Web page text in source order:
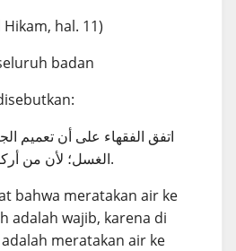
Hikam, hal. 11)
badan
اتفق الفقهاء على أن تعميم
الغسل؛ لأن من أركان الغسل: تعميم الجسد.
bahwa meratakan air ke
adalah wajib, karena di
meratakan air ke